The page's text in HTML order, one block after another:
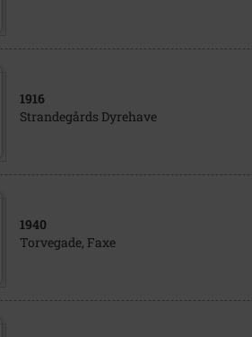
1916
Strandegårds Dyrehave
1940
Torvegade, Faxe